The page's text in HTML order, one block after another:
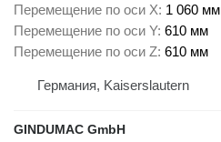
Перемещение по оси X 1 060 мм
Перемещение по оси Y 610 мм
Перемещение по оси Z 610 мм
Германия, Kaiserslautern
GINDUMAC GmbH